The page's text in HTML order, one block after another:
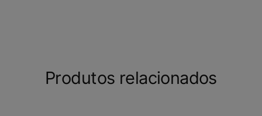
Produtos relacionados